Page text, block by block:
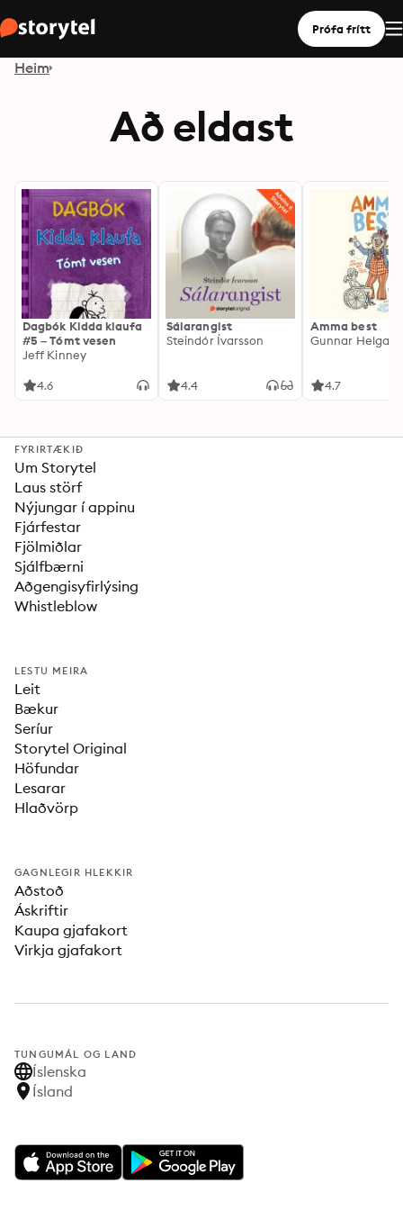
Prófa frítt
Heim
Að eldast
Dagbók Kidda klaufa
#5 – Tómt vesen
Jeff Kinney
4.6
Sálarangist
Steindór Ívarsson
4.4
Amma best
Gunnar
4.7
FYRIRTÆKIÐ
Um Storytel
Laus störf
Nýjungar í appinu
Fjárfestar
Fjölmiðlar
Sjálfbærni
Aðgengisyfirlýsing
Whistleblow
LESTU MEIRA
Leit
Bækur
Seríur
Storytel Original
Höfundar
Lesarar
Hlaðvörp
GAGNLEGIR HLEKKIR
Aðstoð
Áskriftir
Kaupa gjafakort
Virkja gjafakort
TUNGUMÁL OG LAND
Íslenska
Ísland